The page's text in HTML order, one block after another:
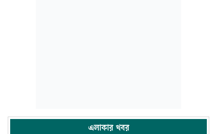
এলাকার খবর